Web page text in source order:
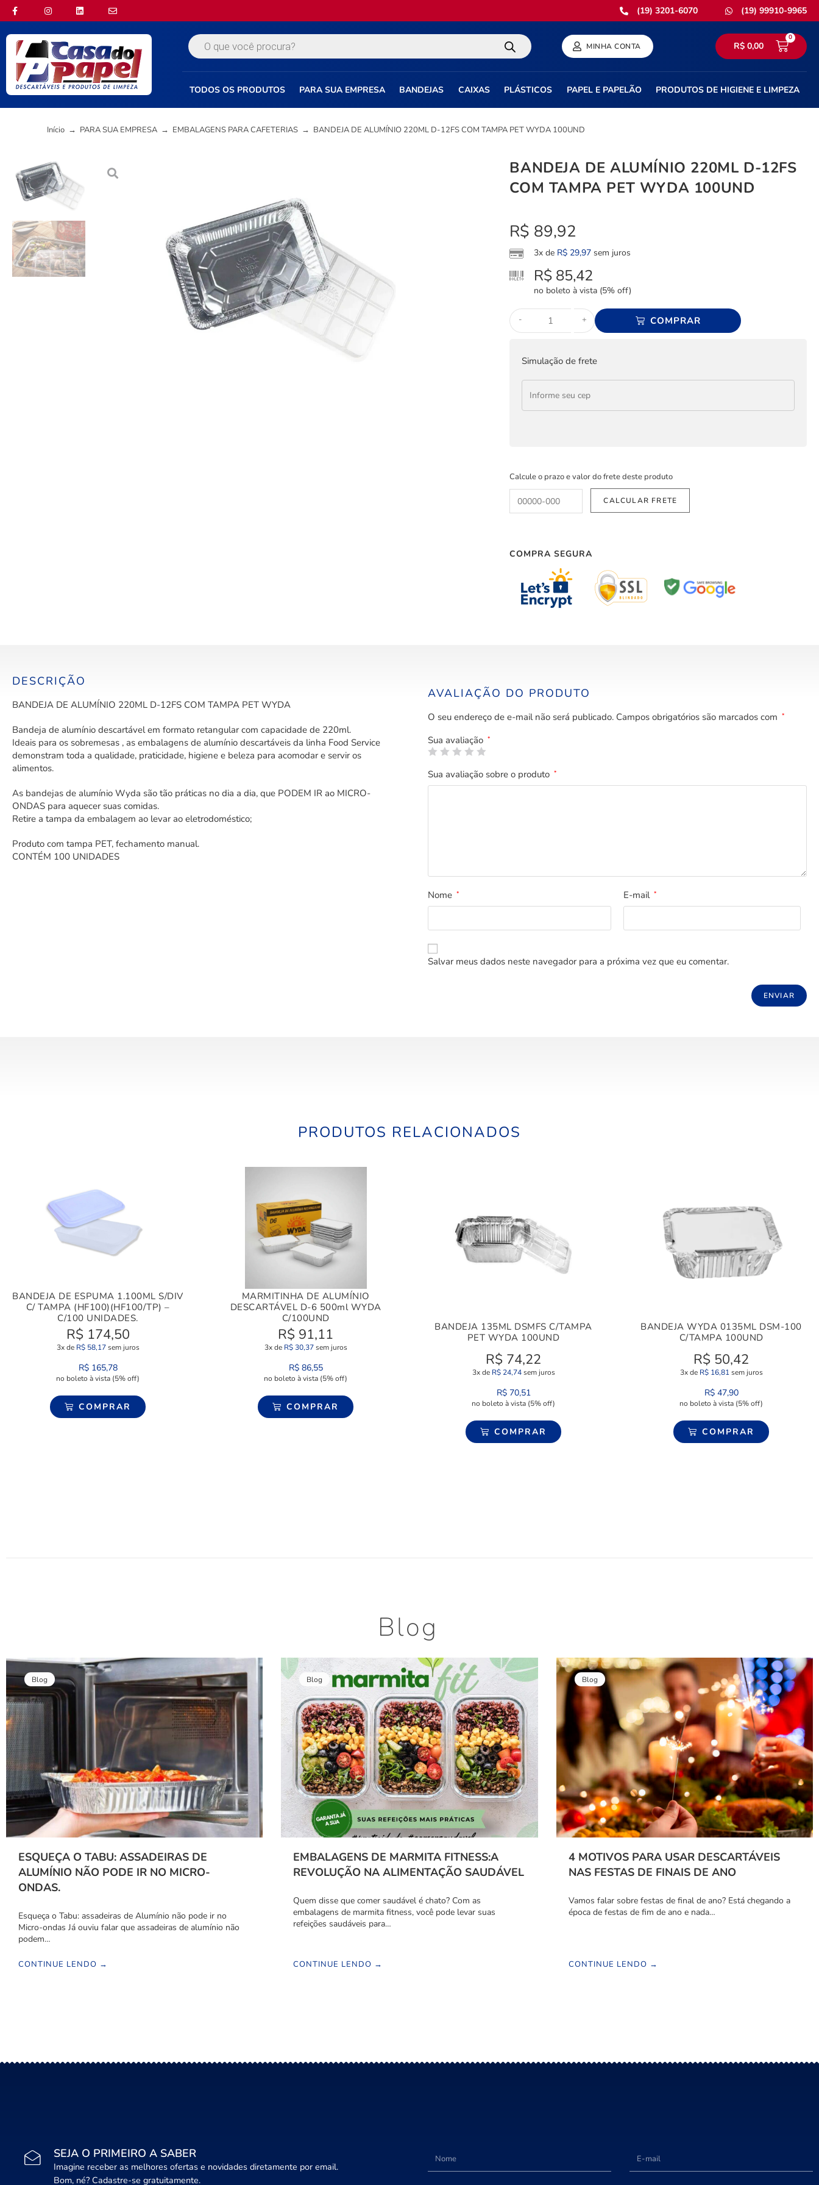
(19) 3201-6070 (19) 99910-9965
MINHA CONTA R$0,00
0
TODOS OS PRODUTOS PARA SUA EMPRESA BANDEJAS CAIXAS PLÁSTICOS PAPEL E PAPELÃO PRODUTOS DE HIGIENE E LIMPEZA
Início → PARA SUA EMPRESA → EMBALAGENS PARA CAFETERIAS → BANDEJA DE ALUMÍNIO 220ML D-12FS COM TAMPA PET WYDA 100UND
BANDEJA DE ALUMÍNIO 220ML D-12FS
COM TAMPA PET WYDA 100UND
R$ 89,92
3x de R$ 29,97 sem juros
R$ 85,42
no boleto à vista (5% off)
- + COMPRAR
Simulação de frete
Calcule o prazo e valor do frete deste produto
COMPRA SEGURA
DESCRIÇÃO
BANDEJA DE ALUMÍNIO 220ML D-12FS COM TAMPA PET WYDA
Bandeja de alumínio descartável em formato retangular com capacidade de 220ml.
Ideais para os sobremesas , as embalagens de alumínio descartáveis da linha Food Service
demonstram toda a qualidade, praticidade, higiene e beleza para acomodar e servir os
alimentos.
As bandejas de alumínio Wyda são tão práticas no dia a dia, que PODEM IR ao MICRO-
ONDAS para aquecer suas comidas.
Retire a tampa da embalagem ao levar ao eletrodoméstico;
Produto com tampa PET, fechamento manual.
CONTÉM 100 UNIDADES
AVALIAÇÃO DO PRODUTO
O seu endereço de e-mail não será publicado. Campos obrigatórios são marcados com *
Sua avaliação *
Sua avaliação sobre o produto *
Nome * E-mail *
Salvar meus dados neste navegador para a próxima vez que eu comentar.
PRODUTOS RELACIONADOS
BANDEJA DE ESPUMA 1.100ML S/DIV
C/ TAMPA (HF100)(HF100/TP) –
C/100 UNIDADES.
R$ 174,50
3x de R$58,17sem juros
R$165,78
no boleto à vista (5% off)
COMPRAR
MARMITINHA DE ALUMÍNIO
DESCARTÁVEL D-6 500ml WYDA
C/100UND
R$ 91,11
3x de R$30,37sem juros
R$86,55
no boleto à vista (5% off)
COMPRAR
BANDEJA 135ML DSMFS C/TAMPA
PET WYDA 100UND
R$ 74,22
3x de R$24,74sem juros
R$70,51
no boleto à vista (5% off)
COMPRAR
BANDEJA WYDA 0135ML DSM-100
C/TAMPA 100UND
R$ 50,42
3x de R$16,81sem juros
R$47,90
no boleto à vista (5% off)
COMPRAR
Blog
Blog
ESQUEÇA O TABU: ASSADEIRAS DE
ALUMÍNIO NÃO PODE IR NO MICRO-
ONDAS.
Esqueça o Tabu: assadeiras de Alumínio não pode ir no
Micro-ondas Já ouviu falar que assadeiras de alumínio não
podem…
CONTINUE LENDO →
Blog
EMBALAGENS DE MARMITA FITNESS:A
REVOLUÇÃO NA ALIMENTAÇÃO SAUDÁVEL
Quem disse que comer saudável é chato? Com as
embalagens de marmita fitness, você pode levar suas
refeições saudáveis para…
CONTINUE LENDO →
Blog
4 MOTIVOS PARA USAR DESCARTÁVEIS
NAS FESTAS DE FINAIS DE ANO
Vamos falar sobre festas de final de ano? Está chegando a
época de festas de fim de ano e nada…
CONTINUE LENDO →
SEJA O PRIMEIRO A SABER
Imagine receber as melhores ofertas e novidades diretamente por email.
Bom, né? Cadastre-se gratuitamente.